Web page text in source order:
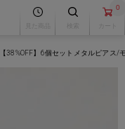
0
【38%OFF】6個セットメタルピアス/